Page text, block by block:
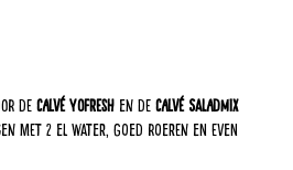
de Calvé Yofresh en de Calvé saladmix
met 2 el water, goed roeren en even